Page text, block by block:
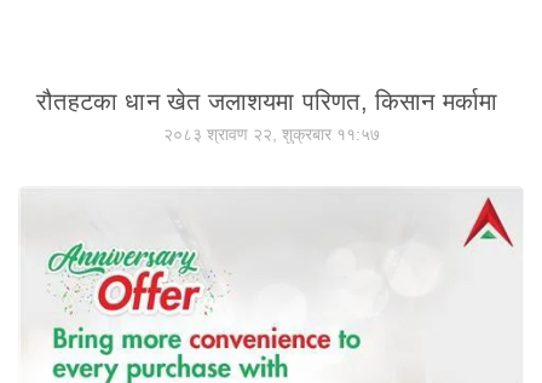
रौतहटका धान खेत जलाशयमा परिणत, किसान मर्कामा
२०८३ श्रावण २२, शुक्रबार ११:५७